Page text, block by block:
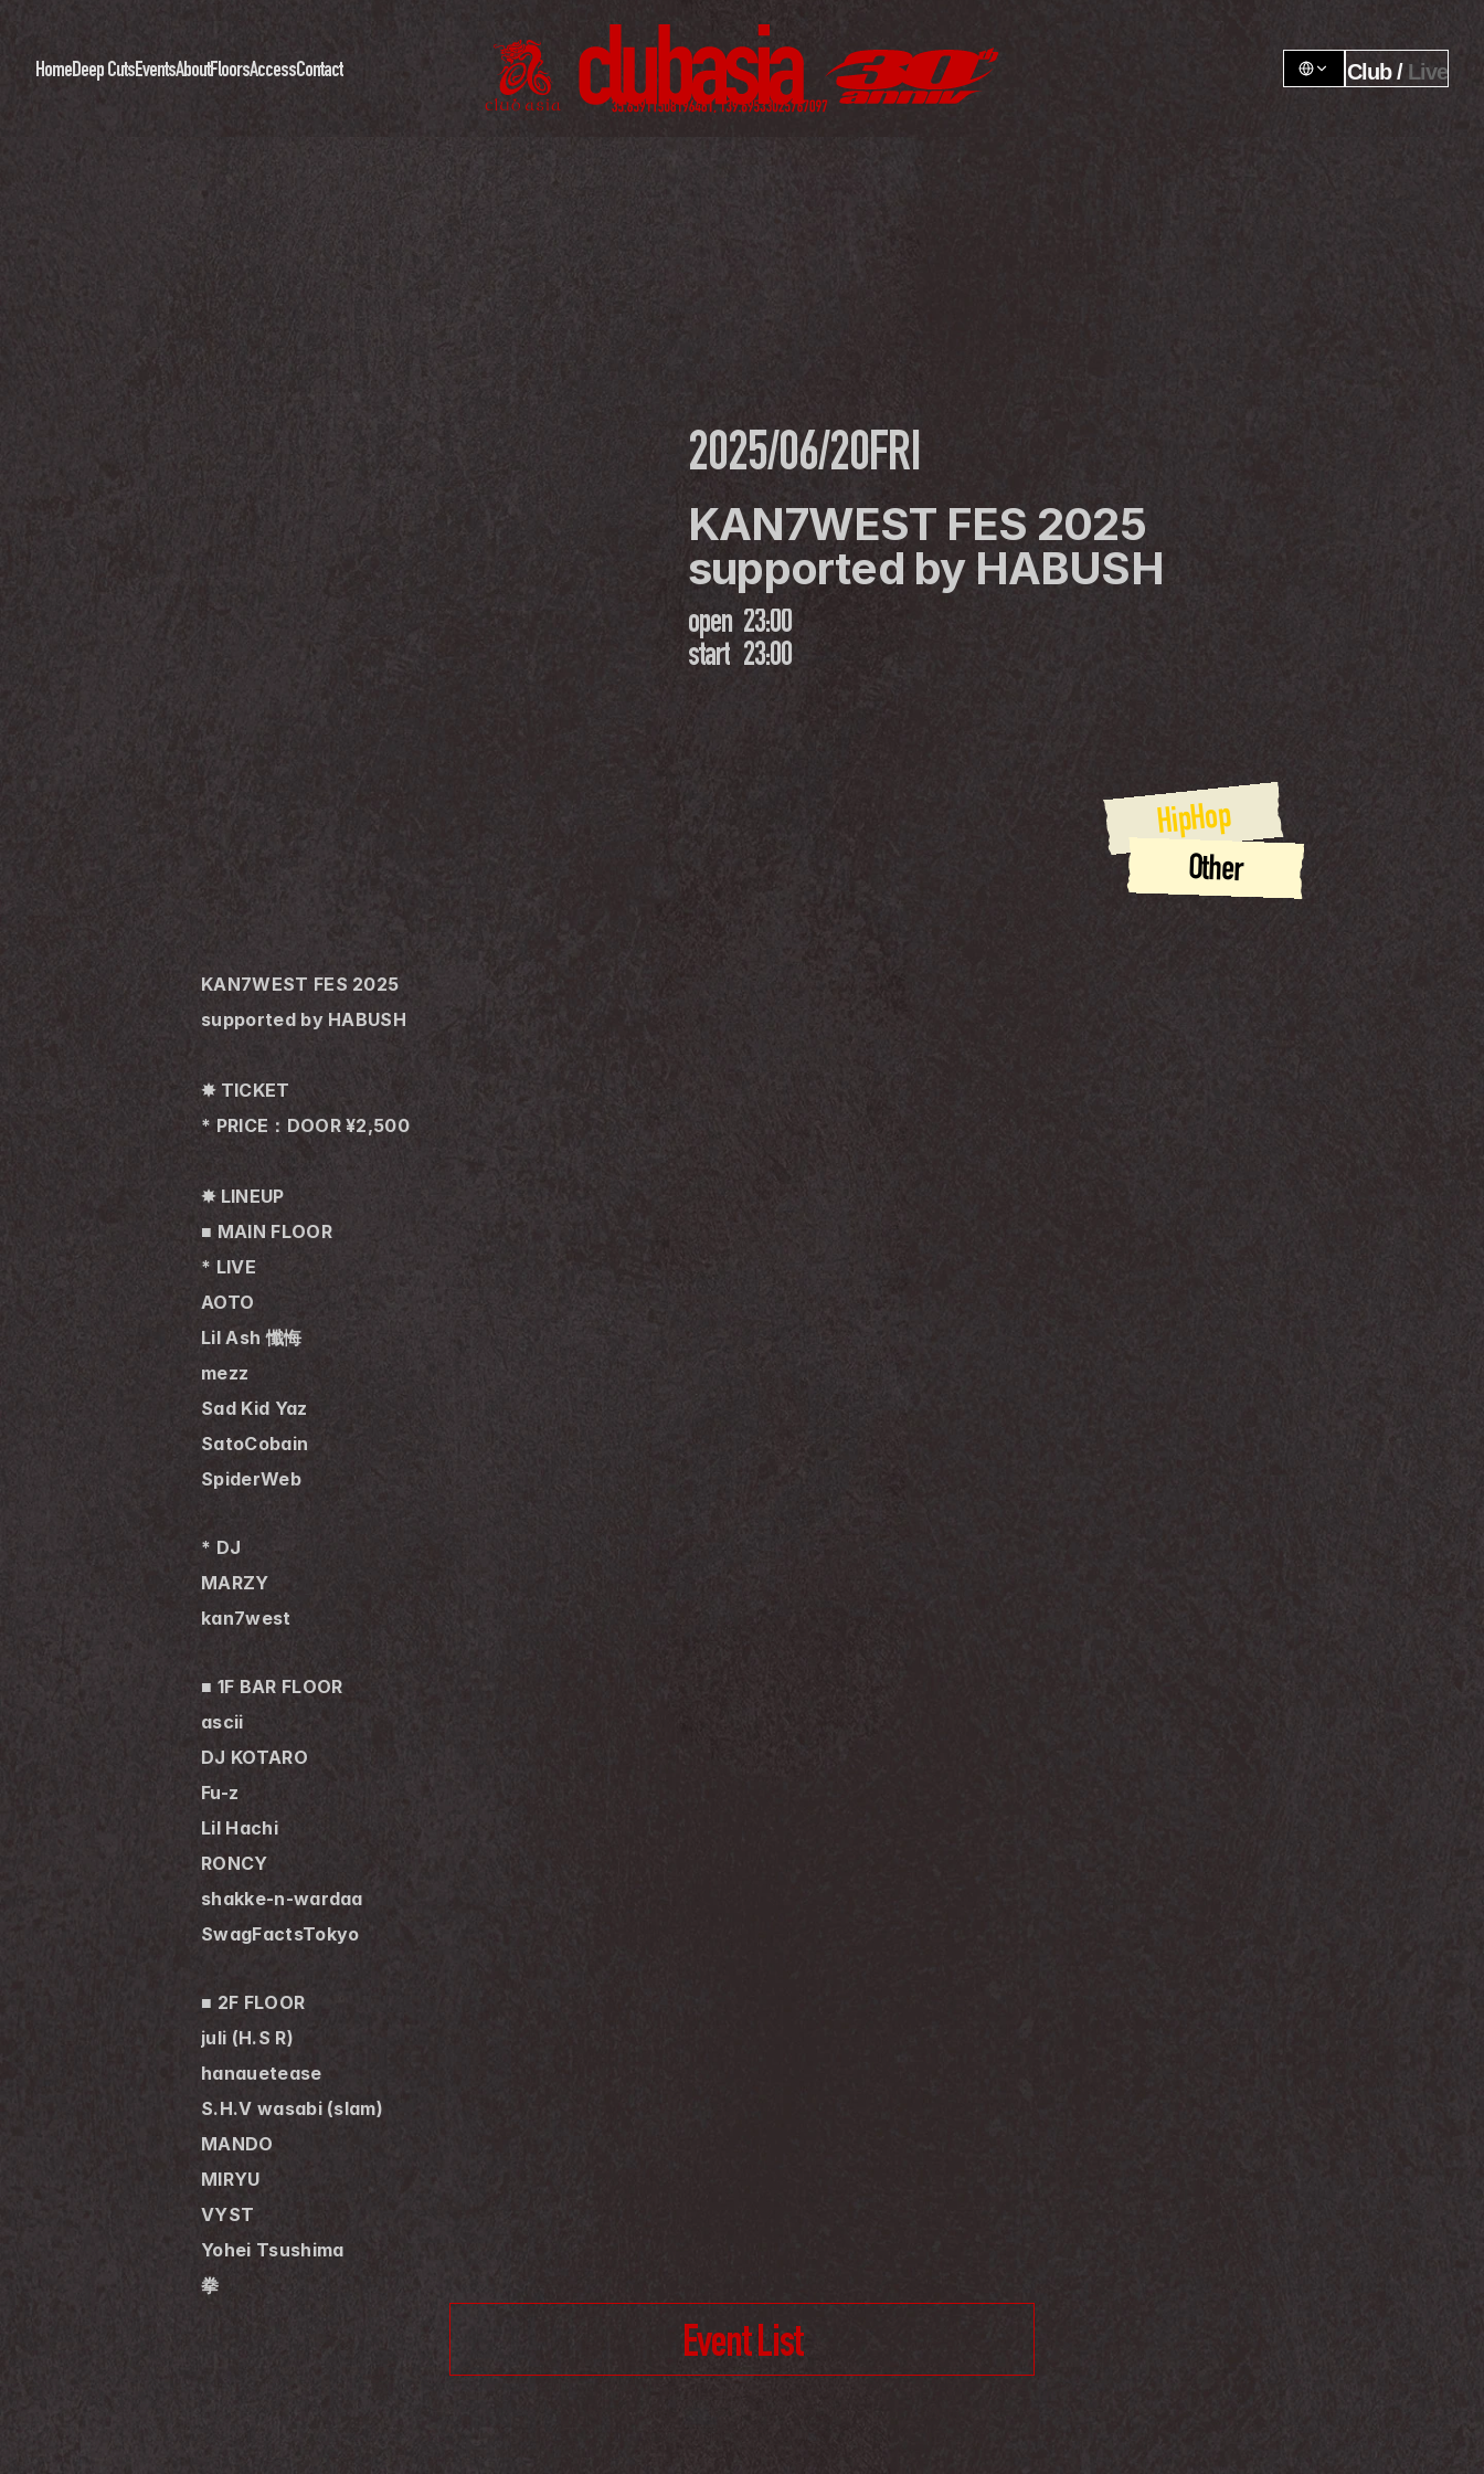
HomeDeep CutsEventsAboutFloorsAccessContact Club / Live
2025/06/20FRI
KAN7WEST FES 2025
supported by HABUSH
open 23:00
start 23:00
HipHop
Other
KAN7WEST FES 2025
supported by HABUSH
✸ TICKET
* PRICE：DOOR ¥2,500
✸ LINEUP
■ MAIN FLOOR
* LIVE
AOTO
Lil Ash 懺悔
mezz
Sad Kid Yaz
SatoCobain
SpiderWeb
* DJ
MARZY
kan7west
■ 1F BAR FLOOR
ascii
DJ KOTARO
Fu-z
Lil Hachi
RONCY
shakke-n-wardaa
SwagFactsTokyo
■ 2F FLOOR
juli (H.S R)
hanauetease
S.H.V wasabi (slam)
MANDO
MIRYU
VYST
Yohei Tsushima
拳
Event List